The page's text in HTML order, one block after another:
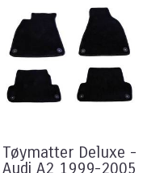
Tøymatter Deluxe -
Audi A2 1999-2005